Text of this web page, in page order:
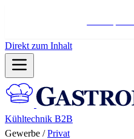
Direkt zum Inhalt
Kühltechnik B2B
Gewerbe / Privat